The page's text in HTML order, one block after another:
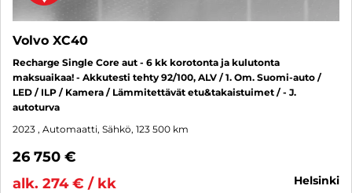
Volvo XC40
Recharge Single Core aut - 6 kk korotonta ja kulutonta
maksuaikaa! - Akkutesti tehty 92/100, ALV / 1. Om. Suomi-auto /
LED / ILP / Kamera / Lämmitettävät etu&takaistuimet / - J.
autoturva
2023 , Automaatti, Sähkö, 123 500 km
26 750 €
alk. 274 € / kk
helsinki